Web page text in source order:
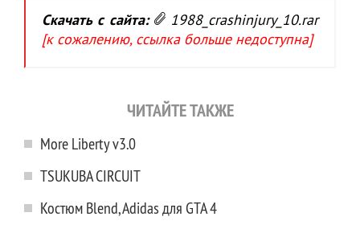
Скачать с сайта:
1988_crashinjury_10.rar
[к сожалению, ссылка больше недоступна]
ЧИТАЙТЕ ТАКЖЕ
More Liberty v3.0
TSUKUBA CIRCUIT
Костюм Blend, Adidas для GTA 4